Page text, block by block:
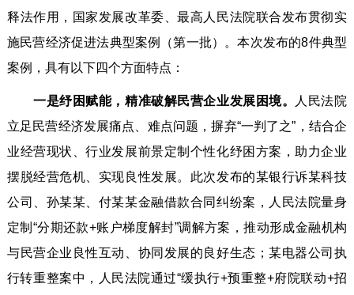
释法作用，国家发展改革委、最高人民法院联合发布贯彻实
施民营经济促进法典型案例（第一批）。本次发布的8件典型
案例，具有以下四个方面特点：
一是纾困赋能，精准破解民营企业发展困境。
人民法院
立足民营经济发展痛点、难点问题，摒弃“一判了之”，结合企
业经营现状、行业发展前景定制个性化纾困方案，助力企业
摆脱经营危机、实现良性发展。此次发布的某银行诉某科技
公司、孙某某、付某某金融借款合同纠纷案，人民法院量身
定制“分期还款+账户梯度解封”调解方案，推动形成金融机构
与民营企业良性互动、协同发展的良好生态；某电器公司执
行转重整案中，人民法院通过“缓执行+预重整+府院联动+招